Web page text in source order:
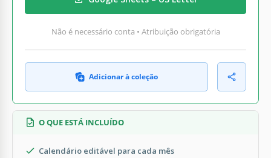
Não é necessário conta • Atribuição obrigatória
Adicionar à coleção
O QUE ESTÁ INCLUÍDO
Calendário editável para cada mês